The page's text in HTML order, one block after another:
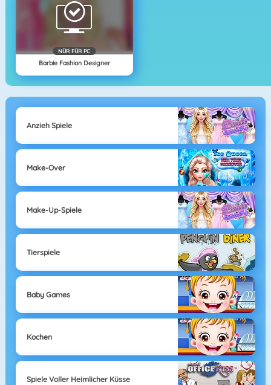
NÜR FÜR PC
Barbie Fashion Designer
Anzieh Spiele
Make-Over
Make-Up-Spiele
Tierspiele
Baby Games
Kochen
Spiele Voller Heimlicher Küsse